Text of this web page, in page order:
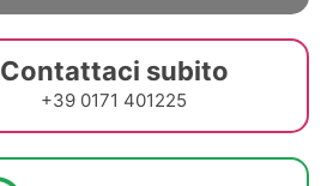
Contattaci subito
+39 0171 401225